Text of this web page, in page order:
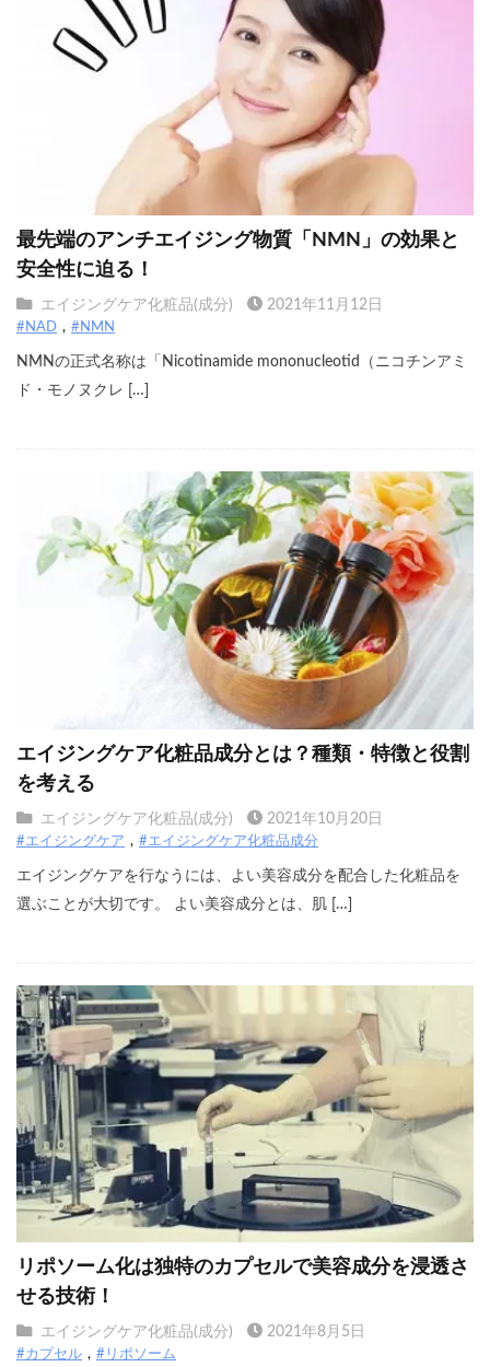
最先端のアンチエイジング物質「NMN」の効果と
安全性に迫る！
エイジングケア化粧品(成分) 2021年11月12日
#NAD #NMN
NMNの正式名称は「Nicotinamide mononucleotid（ニコチンアミ
ド・モノヌクレ […]
エイジングケア化粧品成分とは？種類・特徴と役割
を考える
エイジングケア化粧品(成分) 2021年10月20日
#エイジングケア #エイジングケア化粧品成分
エイジングケアを行なうには、よい美容成分を配合した化粧品を
選ぶことが大切です。 よい美容成分とは、肌 […]
リポソーム化は独特のカプセルで美容成分を浸透さ
せる技術！
エイジングケア化粧品(成分) 2021年8月5日
#カプセル #リポソーム